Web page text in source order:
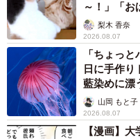
～！」「お
梨木 香奈
2026.08.07
「ちょっ
日に手作
藍染めに
ごい」山岡 もと子
2026.08.07
【漫画】